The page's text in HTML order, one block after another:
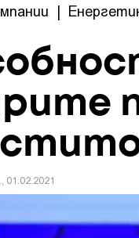
|
01.02.2021